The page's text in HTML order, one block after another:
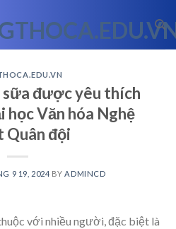
sữa được yêu thích
học Văn hóa Nghệ
Quân đội
9 19, 2024 BY ADMINCD
với nhiều người, đặc biệt là